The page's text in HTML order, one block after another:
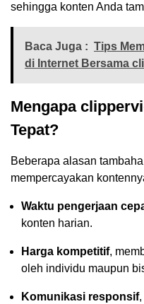
sehingga konten Anda
Baca Juga : Tips
di Internet Bersama
Mengapa
Tepat?
Beberapa alasan
mempercayakan
Waktu pengerjaan
konten harian.
Harga kompetitif,
oleh individu maupun
Komunikasi responsif,